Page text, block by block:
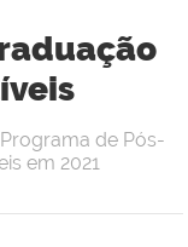
de Pós-
em 2021